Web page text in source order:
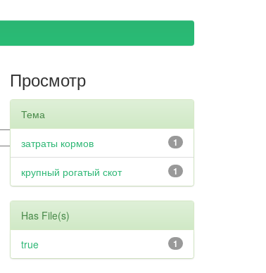
Просмотр
Тема
1
затраты кормов
1
крупный рогатый скот
Has File(s)
1
true